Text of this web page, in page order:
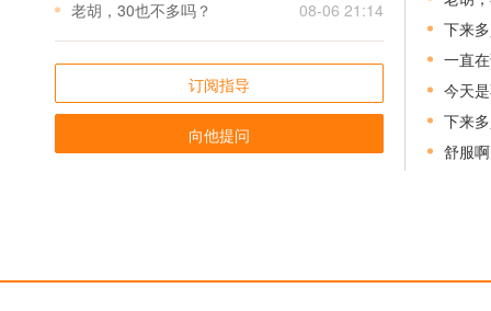
老胡，30也不多吗？
08-06 21:14
订阅指导
向他提问
下来
一直
今天
下来
舒服